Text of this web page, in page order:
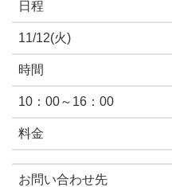
日程
11/12(火)
時間
10：00～16：00
料金
お問い合わせ先